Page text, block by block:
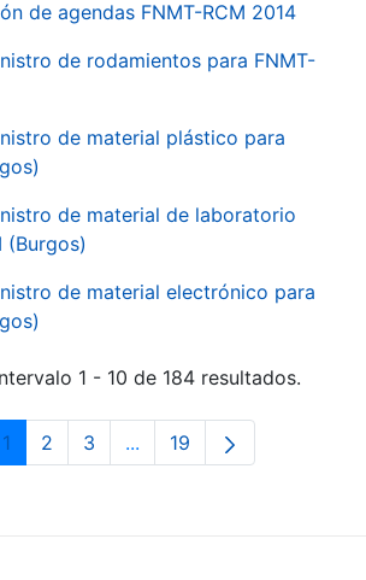
de agendas FNMT-RCM 2014
de rodamientos para FNMT-
de material plástico para
de material de laboratorio
(Burgos)
de material electrónico para
1 - 10 de 184 resultados.
Página
1 Página
2 Página
3 ...Páginas intermedias Use
Página
19